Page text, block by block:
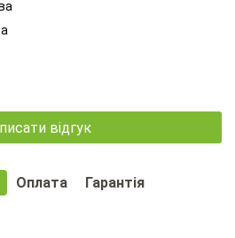
відгук
Оплата Гарантія